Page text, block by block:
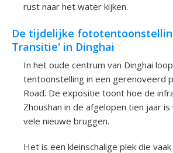
rust naar het water kijken.
De tijdelijke
Transitie' in Dinghai
In het oude centrum van Dinghai
tentoonstelling in een gerenoveerd
Road. De expositie toont hoe de
Zhoushan in de afgelopen tien jaar
vele nieuwe bruggen.
Het is een kleinschalige plek die